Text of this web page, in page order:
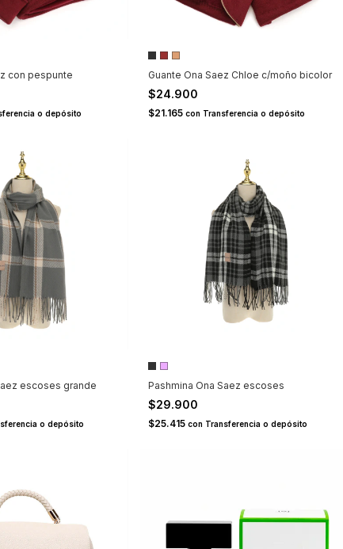
con pespunte
o depósito
Guante Ona Saez Chloe c/moño bicolor
$24.900
$21.165 con Transferencia o depósito
escoses grande
o depósito
Pashmina Ona Saez escoses
$29.900
$25.415 con Transferencia o depósito